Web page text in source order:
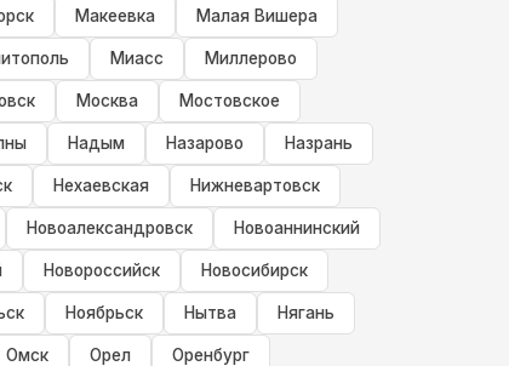
Макеевка Малая Вишера
Миасс Миллерово
Москва Мостовское
Надым Назарово Назрань
Нехаевская Нижневартовск
Новоалександровск Новоаннинский
Новороссийск Новосибирск
Ноябрьск Нытва Нягань
Омск Орел Оренбург